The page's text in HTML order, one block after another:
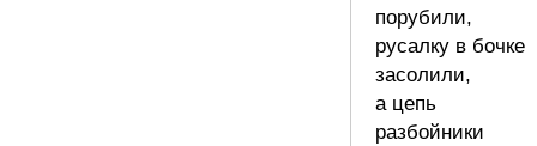
порубили,
русалку в бочке
засолили,
а цепь
разбойники